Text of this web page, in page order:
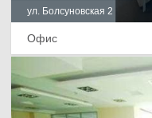
ул. Болсуновская 2
Офис